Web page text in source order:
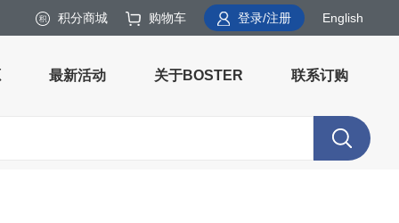
积分商城 购物车 登录/注册 English
最新活动 关于BOSTER 联系订购